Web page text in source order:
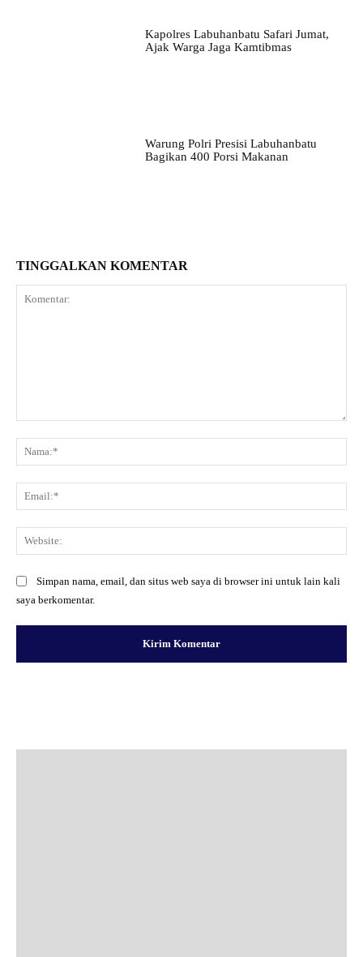
Kapolres Labuhanbatu Safari Jumat,
Ajak Warga Jaga Kamtibmas
Warung Polri Presisi Labuhanbatu
Bagikan 400 Porsi Makanan
TINGGALKAN KOMENTAR
Simpan nama, email, dan situs web saya di browser ini untuk lain kali
saya berkomentar.